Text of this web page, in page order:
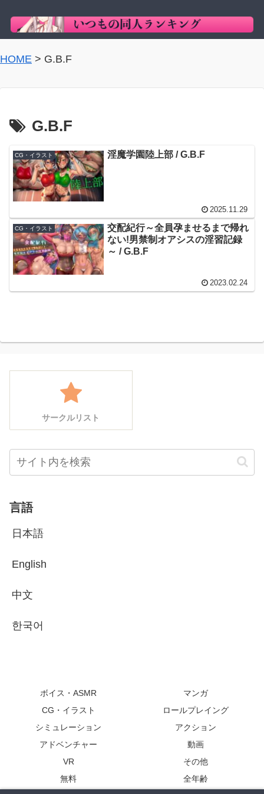
HOME > G.B.F
G.B.F
CG・イラスト 淫魔学園陸上部 / G.B.F
2025.11.29
CG・イラスト
交配紀行～全員孕ませるまで帰れ
ない!男禁制オアシスの淫習記録
～ / G.B.F
2023.02.24
サークルリスト
言語
日本語
English
中文
한국어
ボイス・ASMR
マンガ
CG・イラスト
ロールプレイング
シミュレーション
アクション
アドベンチャー
動画
VR
その他
無料
全年齢